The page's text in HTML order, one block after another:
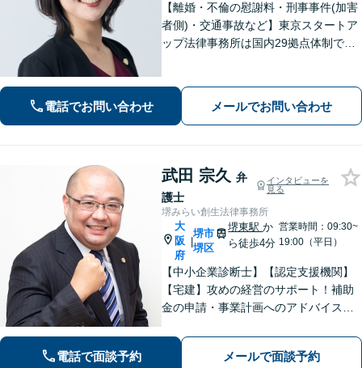
【離婚・不倫の慰謝料・刑事事件(加害
者側)・交通事故など】東京スタートア
ップ法律事務所は国内29拠点体制で全
専門性の高い弁護士が寄り添い解決を
サポートします。
電話でお問い合わせ メールでお問い合わせ
武田 宗久 弁
護士
インタビューを
見る
堺みらい創生法律事務所
大
阪
府
|
堺市
堺区
堺東駅か
ら徒歩4分
営業時間：09:30~
19:00（平日）
【中小企業診断士】【認定支援機関】
【宅建】攻めの経営のサポート！補助
金の申請・事業計画へのアドバイス／
せ！財産分与・事業継承／交通事故／
債務整理／労働問題も【夜間・休日面
電話で面談予約 メールで面談予約